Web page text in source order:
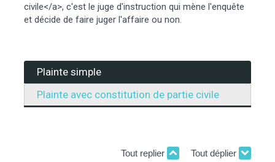
civile</a>, c'est le juge d'instruction qui mène l'enquête
et décide de faire juger l'affaire ou non.
Plainte simple
Plainte avec constitution de partie civile
Tout replier Tout déplier